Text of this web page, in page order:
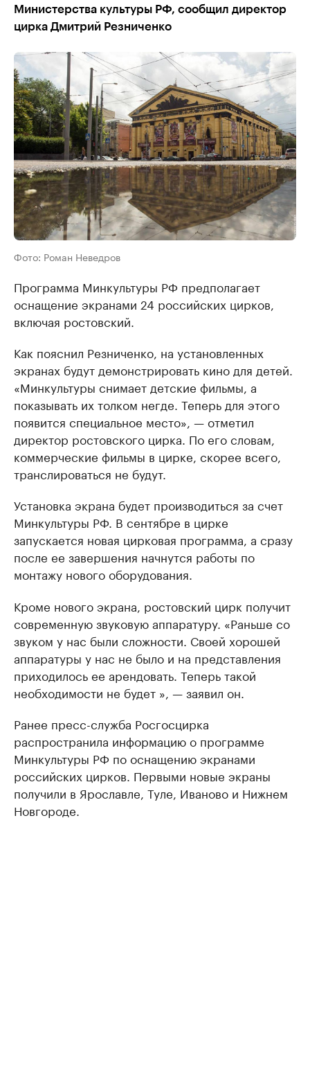
Министерства культуры РФ, сообщил директор
цирка Дмитрий Резниченко
Фото: Роман Неведров
Программа Минкультуры РФ предполагает
оснащение экранами 24 российских цирков,
включая ростовский.
Как пояснил Резниченко, на установленных
экранах будут демонстрировать кино для детей.
«Минкультуры снимает детские фильмы, а
показывать их толком негде. Теперь для этого
появится специальное место», — отметил
директор ростовского цирка. По его словам,
коммерческие фильмы в цирке, скорее всего,
транслироваться не будут.
Установка экрана будет производиться за счет
Минкультуры РФ. В сентябре в цирке
запускается новая цирковая программа, а сразу
после ее завершения начнутся работы по
монтажу нового оборудования.
Кроме нового экрана, ростовский цирк получит
современную звуковую аппаратуру. «Раньше со
звуком у нас были сложности. Своей хорошей
аппаратуры у нас не было и на представления
приходилось ее арендовать. Теперь такой
необходимости не будет », — заявил он.
Ранее пресс-служба Росгосцирка
распространила информацию о программе
Минкультуры РФ по оснащению экранами
российских цирков. Первыми новые экраны
получили в Ярославле, Туле, Иваново и Нижнем
Новгороде.